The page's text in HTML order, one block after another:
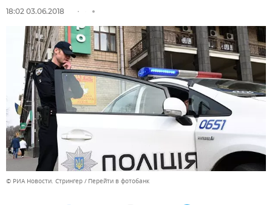
18:02 03.06.2018
© РИА Новости. Стрингер Перейти в фотобанк